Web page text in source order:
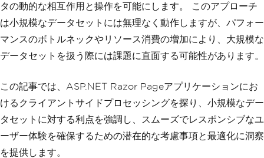
タの動的な相互作用と操作を可能にします。 このアプローチ
は小規模なデータセットには無理なく動作しますが、パフォー
マンスのボトルネックやリソース消費の増加により、大規模な
データセットを扱う際には課題に直面する可能性があります。
この記事では、ASP.NET Razor Pageアプリケーションにお
けるクライアントサイドプロセッシングを探り、小規模なデー
タセットに対する利点を強調し、スムーズでレスポンシブなユ
ーザー体験を確保するための潜在的な考慮事項と最適化に洞察
を提供します。